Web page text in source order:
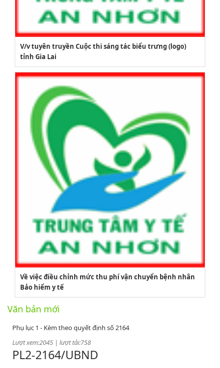
V/v tuyên truyền Cuộc thi sáng tác biểu trưng (logo)
tỉnh Gia Lai
Về việc điều chỉnh mức thu phí vận chuyển bệnh nhân
Bảo hiểm y tế
Văn bản mới
2164/QĐUBND
Quyết định phê duyệt danh mục vị trí việc làm
Lượt xem:3774 | lượt tải:1521
PL1-2164/UBND
Phụ lục 1 - Kèm theo quyết định số 2164
Lượt xem:2045 | lượt tải:758
PL2-2164/UBND
Phụ lục 2 - Kèm theo quyết định số 2164
Lượt xem:2000 | lượt tải:1060
PL3-2164/UBND